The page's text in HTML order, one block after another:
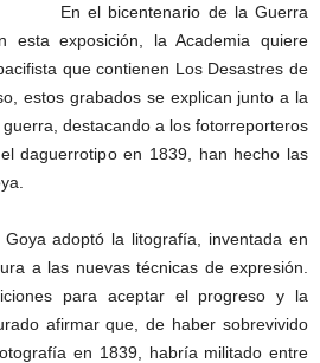
En el bicentenario de la Guerra
esta exposición, la Academia quiere
que contienen Los Desastres de
estos grabados se explican junto a la
destacando a los fotorreporteros
daguerrotipo en 1839, han hecho las
adoptó la litografía, inventada en
a las nuevas técnicas de expresión.
para aceptar el progreso y la
afirmar que, de haber sobrevivido
en 1839, habría militado entre